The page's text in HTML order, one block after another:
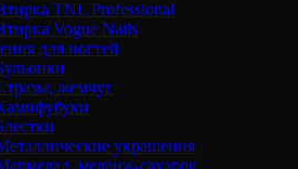
TNL Professional
Vogue Nails
для ногтей
жемчуг
украшения
меланж-сахарок